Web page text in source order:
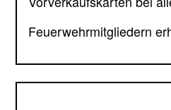
Feuerwehrmitgliedern